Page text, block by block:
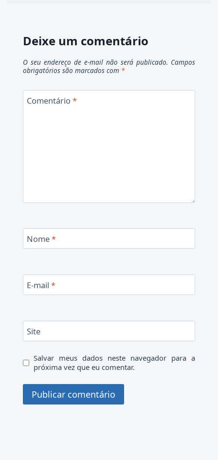
Deixe um comentário
O seu endereço de e-mail não será publicado. Campos
obrigatórios são marcados com *
Comentário*
Nome*
E-mail*
Site
Salvar meus dados neste navegador para a
próxima vez que eu comentar.